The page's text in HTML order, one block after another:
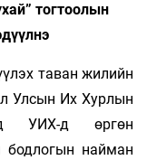
тогтоолын
таван жилийн
Улсын Их Хурлын
УИХ-д өргөн
бодлогын найман